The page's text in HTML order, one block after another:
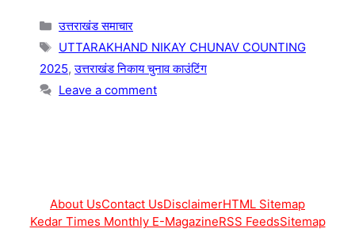
Categories
उत्तराखंड समाचार
Tags
UTTARAKHAND NIKAY CHUNAV COUNTING
2025,उत्तराखंड निकाय चुनाव काउंटिंग
Leave a comment
About UsContact UsDisclaimerHTML Sitemap
Kedar Times Monthly E-MagazineRSS FeedsSitemap